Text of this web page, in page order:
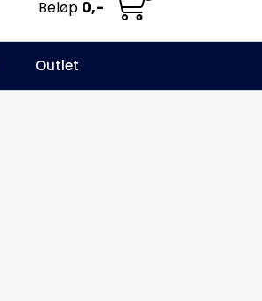
Favoritter
Beløp 0,-
Outlet